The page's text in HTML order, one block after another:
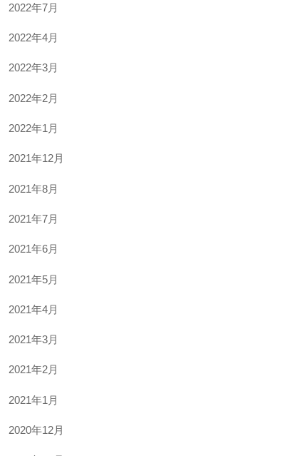
2022年7月
2022年4月
2022年3月
2022年2月
2022年1月
2021年12月
2021年8月
2021年7月
2021年6月
2021年5月
2021年4月
2021年3月
2021年2月
2021年1月
2020年12月